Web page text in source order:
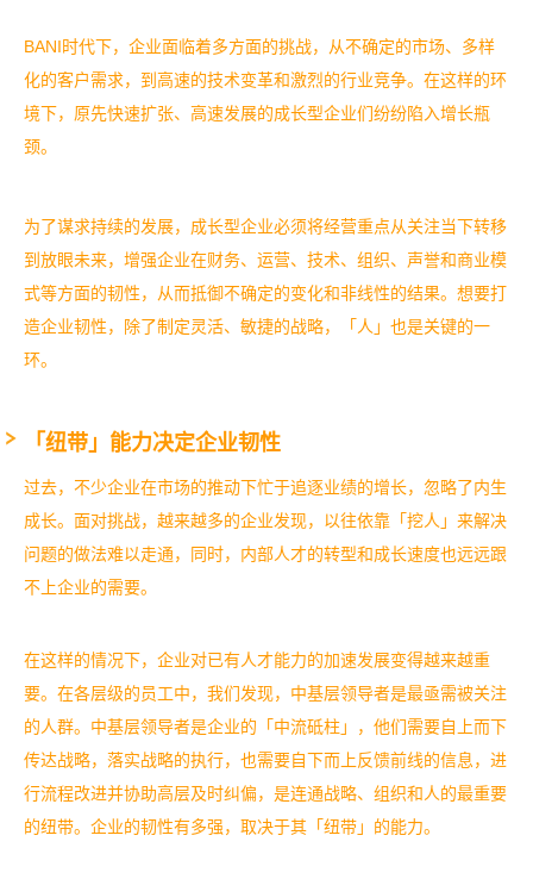
BANI时代下，企业面临着多方面的挑战，从不确定的市场、多样
化的客户需求，到高速的技术变革和激烈的行业竞争。在这样的环
境下，原先快速扩张、高速发展的成长型企业们纷纷陷入增长瓶
颈。
为了谋求持续的发展，成长型企业必须将经营重点从关注当下转移
到放眼未来，增强企业在财务、运营、技术、组织、声誉和商业模
式等方面的韧性，从而抵御不确定的变化和非线性的结果。 想要打
造企业韧性，除了制定灵活、敏捷的战略，「人」也是关键的一
环。
「纽带」能力决定企业韧性
过去，不少企业在市场的推动下忙于追逐业绩的增长，忽略了内生
成长。面对挑战，越来越多的企业发现，以往依靠「挖人」来解决
问题的做法难以走通，同时，内部人才的转型和成长速度也远远跟
不上企业的需要。
在这样的情况下，企业对已有人才能力的加速发展变得越来越重
要。 在各层级的员工中，我们发现，中基层领导者是最亟需被关注
的人群。中基层领导者是企业的「中流砥柱」，他们需要自上而下
传达战略，落实战略的执行，也需要自下而上反馈前线的信息，进
行流程改进并协助高层及时纠偏，是连通战略、组织和人的最重要
的纽带。企业的韧性有多强，取决于其「纽带」的能力。